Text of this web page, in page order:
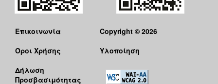
Επικοινωνία
Όροι Χρήσης
Δήλωση
Προσβασιμότητας
Copyright © 2026
Υλοποίηση